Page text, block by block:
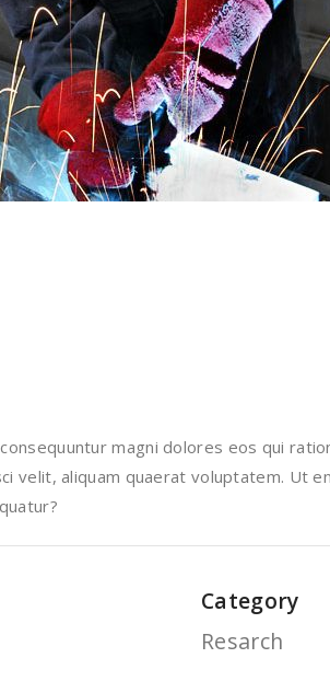
magni dolores eos qui
aliquam quaerat voluptatem. Ut
Category
Resarch